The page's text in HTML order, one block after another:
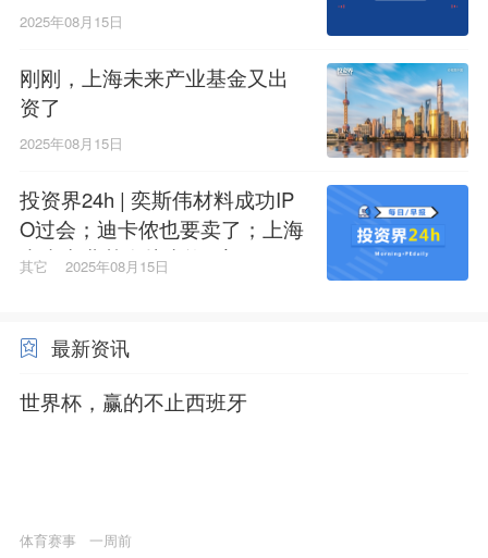
2025年08月15日
刚刚，上海未来产业基金又出
资了
2025年08月15日
投资界24h | 奕斯伟材料成功IP
O过会；迪卡侬也要卖了；上海
未来产业基金拟出资6家GP
其它 2025年08月15日
最新资讯
世界杯，赢的不止西班牙
体育赛事 一周前